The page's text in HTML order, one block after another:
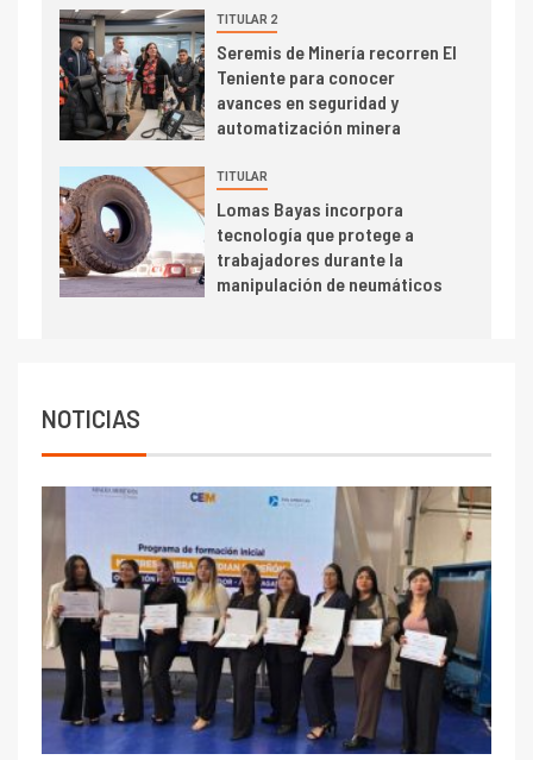
5 I+D
Estudio revela cómo el precio
del cobre y educación superior
se relacionan en zonas
mineras
6 I+D
BHP proyecta producción de
cobre cercana a 2 millones de
toneladas tras récord en
Escondida
TITULAR 2
Seremis de Minería recorren El
Teniente para conocer
avances en seguridad y
automatización minera
TITULAR
Lomas Bayas incorpora
tecnología que protege a
trabajadores durante la
manipulación de neumáticos
NOTICIAS